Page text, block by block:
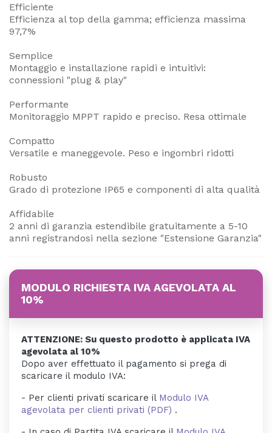
Efficiente
Efficienza al top della gamma; efficienza massima
97,7%
Semplice
Montaggio e installazione rapidi e intuitivi:
connessioni "plug & play"
Performante
Monitoraggio MPPT rapido e preciso. Resa ottimale
Compatto
Versatile e maneggevole. Peso e ingombri ridotti
Robusto
Grado di protezione IP65 e componenti di alta qualità
Affidabile
2 anni di garanzia estendibile gratuitamente a 5-10
anni registrandosi nella sezione "Estensione Garanzia"
MODULO RICHIESTA IVA AGEVOLATA AL
10%
ATTENZIONE: Su questo prodotto è applicata IVA
agevolata al 10%
Dopo aver effettuato il pagamento si prega di
scaricare il modulo IVA:
- Per clienti privati scaricare il Modulo IVA
agevolata per clienti privati (PDF) .